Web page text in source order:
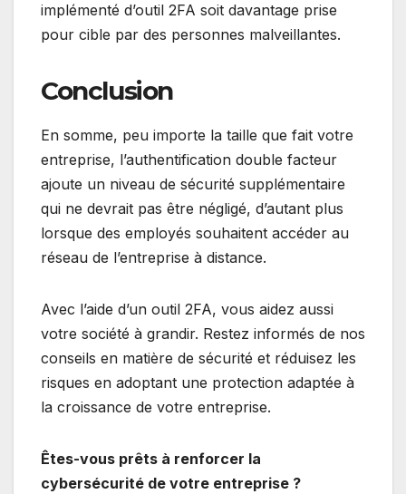
implémenté d’outil 2FA soit davantage prise
pour cible par des personnes malveillantes.
Conclusion
En somme, peu importe la taille que fait votre
entreprise, l’authentification double facteur
ajoute un niveau de sécurité supplémentaire
qui ne devrait pas être négligé, d’autant plus
lorsque des employés souhaitent accéder au
réseau de l’entreprise à distance.
Avec l’aide d’un outil 2FA, vous aidez aussi
votre société à grandir. Restez informés de nos
conseils en matière de sécurité et réduisez les
risques en adoptant une protection adaptée à
la croissance de votre entreprise.
Êtes-vous prêts à renforcer la
cybersécurité de votre entreprise ?